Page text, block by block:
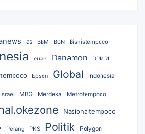
as BBM BGN Bisnistempoco
cuan Danamon DPR RI
Epson Global Indonesia
Israel MBG Merdeka Metrotempoco
Nasionaltempoco
Perang PKS Politik Polygon